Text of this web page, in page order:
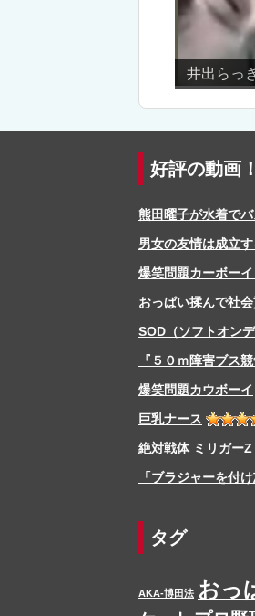
井出らっ
好評の動画！
熊田曜子が水着でバ
男女の友情は成立す
爆笑問題カーボー
おっぱい揉んで社
SOD（ソフトオン
『５０ｍ障害ブス
爆笑問題カウボーイ
巨乳ナース
絶対戦体 ミリガー
「ブラジャーを付
タグ
AKA-博田法 おっ